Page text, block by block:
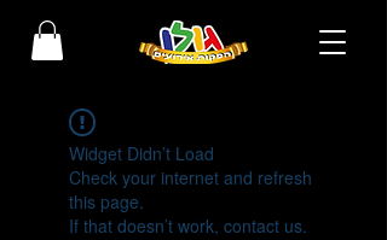
Widget Didn’t Load
Check your internet and refresh
this page.
If that doesn’t work, contact us.